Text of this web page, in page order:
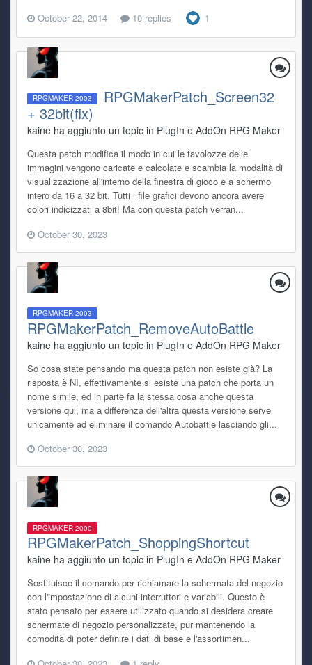
October 22, 2014
10 replies 1
RPGMAKER 2003
RPGMakerPatch_Screen32
+ 32bit(fix)
kaine ha aggiunto un topic in PlugIn e AddOn RPG Maker
Questa patch modifica il modo in cui le tavolozze delle
immagini vengono caricate e calcolate e scambia la modalità di
visualizzazione all'interno della finestra di gioco e a schermo
intero da 16 a 32 bit. Tutti i file grafici devono ancora avere
colori indicizzati a 8bit! Ma con questa patch verran...
October 30, 2023
RPGMAKER 2003
RPGMakerPatch_RemoveAutoBattle
kaine ha aggiunto un topic in PlugIn e AddOn RPG Maker
So cosa state pensando ma questa patch non esiste già? La
risposta è NI, effettivamente si esiste una patch che porta un
nome simile, ed in parte fa la stessa cosa anche questa
versione qui, ma a differenza dell'altra questa versione serve
unicamente ad eliminare il comando Autobattle lasciando gli...
October 30, 2023
RPGMAKER 2000
RPGMakerPatch_ShoppingShortcut
kaine ha aggiunto un topic in PlugIn e AddOn RPG Maker
Sostituisce il comando per richiamare la schermata del negozio
con l'impostazione di alcuni interruttori e variabili. Questo è
stato pensato per essere utilizzato quando si desidera creare
schermate di negozio personalizzate, pur mantenendo la
comodità di poter definire i dati di base e l'assortimen...